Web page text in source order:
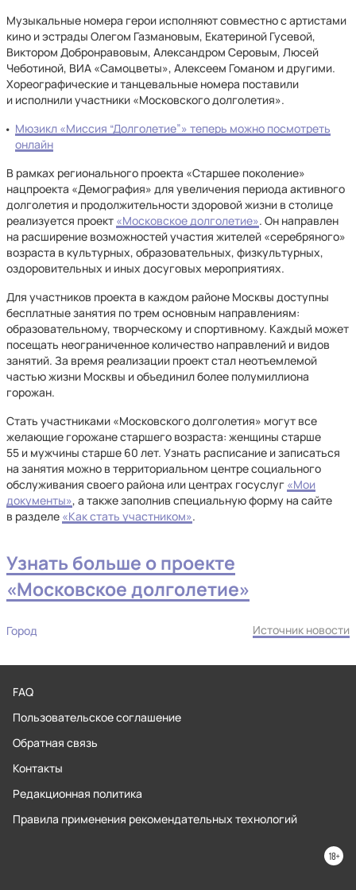
Музыкальные номера герои исполняют совместно с артистами
кино и эстрады Олегом Газмановым, Екатериной Гусевой,
Виктором Добронравовым, Александром Серовым, Люсей
Чеботиной, ВИА «Самоцветы», Алексеем Гоманом и другими.
Хореографические и танцевальные номера поставили
и исполнили участники «Московского долголетия».
Мюзикл «Миссия “Долголетие”» теперь можно посмотреть
онлайн
В рамках регионального проекта «Старшее поколение»
нацпроекта «Демография» для увеличения периода активного
долголетия и продолжительности здоровой жизни в столице
реализуется проект «Московское долголетие». Он направлен
на расширение возможностей участия жителей «серебряного»
возраста в культурных, образовательных, физкультурных,
оздоровительных и иных досуговых мероприятиях.
Для участников проекта в каждом районе Москвы доступны
бесплатные занятия по трем основным направлениям:
образовательному, творческому и спортивному. Каждый может
посещать неограниченное количество направлений и видов
занятий. За время реализации проект стал неотъемлемой
частью жизни Москвы и объединил более полумиллиона
горожан.
Стать участниками «Московского долголетия» могут все
желающие горожане старшего возраста: женщины старше
55 и мужчины старше 60 лет. Узнать расписание и записаться
на занятия можно в территориальном центре социального
обслуживания своего района или центрах госуслуг «Мои
документы», а также заполнив специальную форму на сайте
в разделе «Как стать участником».
Узнать больше о проекте
«Московское долголетие»
Город Источник новости
FAQ
Пользовательское соглашение
Обратная связь
Контакты
Редакционная политика
Правила применения рекомендательных технологий